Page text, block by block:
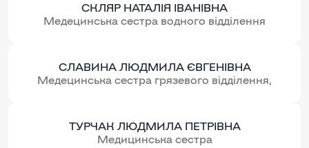
СКЛЯР НАТАЛІЯ ІВАНІВНА
Медецинська сестра водного відділення
СЛАВИНА ЛЮДМИЛА ЄВГЕНІВНА
Медецинська сестра грязевого відділення,
ТУРЧАК ЛЮДМИЛА ПЕТРІВНА
Медицинська сестра